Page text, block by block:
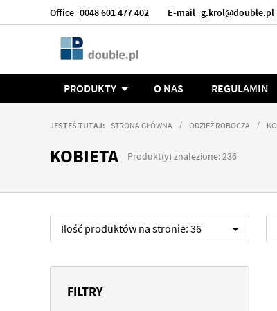
Office 0048 601 477 402 E-mail g.krol@double.pl
Język
PRODUKTY O NAS REGULAMIN
JESTEŚ TUTAJ: STRONA GŁÓWNA ODZIEŻ ROBOCZA
KOBIETA Produkt(y) znalezione: 236
Ilość produktów na stronie: 36
FILTRY